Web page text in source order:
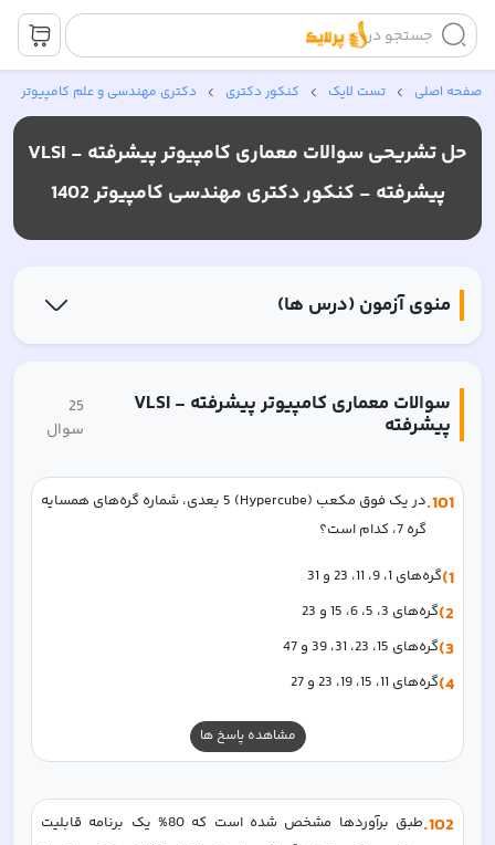
جستجو در
صفحه اصلی تست لایک کنکور دکتری دکتری مهندسی و علم کامپیوتر
حل تشریحی سوالات
معماری کامپیوتر پیشرفته - VLSI
پیشرفته - کنکور دکتری مهندسی کامپیوتر 1402
منوی آزمون (درس ها)
سوالات معماری کامپیوتر پیشرفته - VLSI
پیشرفته
25
سوال
101
.
گره 7، کدام است؟
1) گره‌های 1، 9، 11، 23 و 31
2) گره‌های 3، 5، 6، 15 و 23
3) گره‌های 15، 23، 31، 39 و 47
4) گره‌های 11، 15، 19، 23 و 27
مشاهده پاسخ ها
102
.